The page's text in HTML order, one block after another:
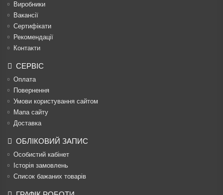
Виробники
Вакансії
Сертифікати
Рекомендації
Контакти
СЕРВІС
Оплата
Повернення
Умови користування сайтом
Мапа сайту
Доставка
ОБЛІКОВИЙ ЗАПИС
Особистий кабінет
Історія замовлень
Список бажаних товарів